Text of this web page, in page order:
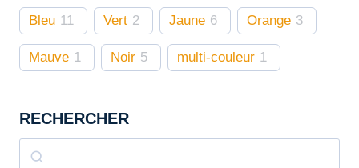
produit
Bleu 11 Vert 2 Jaune 6 Orange 3
Mauve 1 Noir 5 multi-couleur 1
RECHERCHER
Rechercher